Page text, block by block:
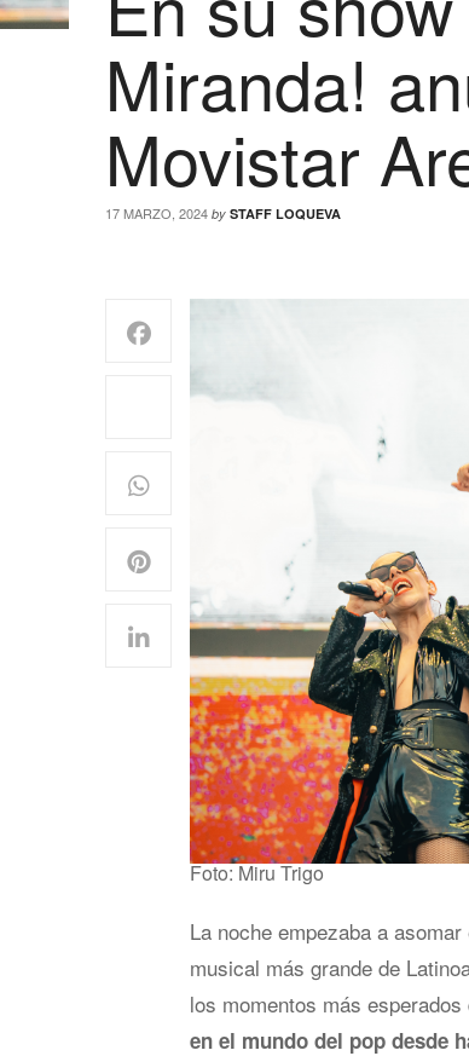
Miranda!
Movistar
17 MARZO, 2024 by STAFF LOQUEVA
Foto: Miru Trigo
La noche empezaba a
musical más grande de
los momentos más
en el mundo del pop desde